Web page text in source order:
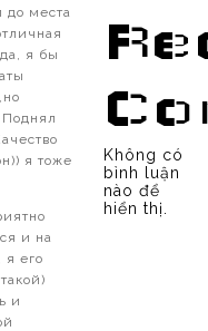
до места
я бы
я тоже
и на
я его
и
Không có
bình luận
nào để
hiển thị.